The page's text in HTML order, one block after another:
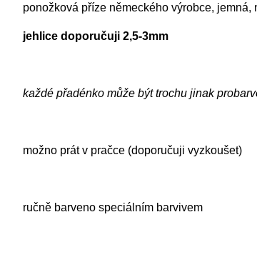
ponožková příze německého výrobce,
jehlice doporučuji 2,5-3mm
každé přadénko může být trochu jinak
možno prát v pračce (doporučuji vyzkoušet)
ručně barveno speciálním barvivem